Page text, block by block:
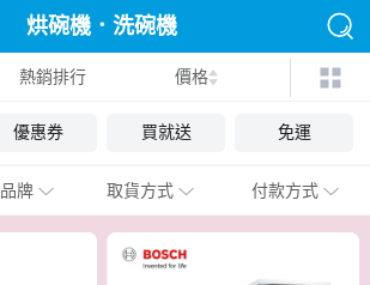
烘碗機．洗碗機
熱銷排行 價格
優惠券 買就送 免運
品牌 取貨方式 付款方式